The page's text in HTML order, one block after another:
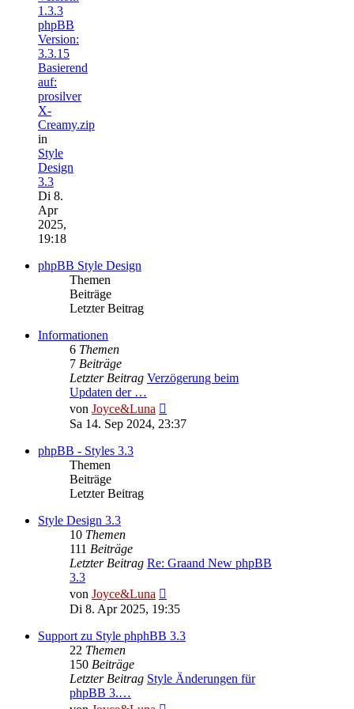
1.3.3
phpBB
Version:
3.3.15
Basierend
auf:
prosilver
X-
Creamy.zip
in
Style
Design
3.3
Di 8.
Apr
2025,
19:18
phpBB Style Design
Themen
Beiträge
Letzter Beitrag
Informationen
6 Themen
7 Beiträge
Letzter Beitrag Verzögerung beim
Updaten der …
von Joyce&Luna
Beitrag
Sa 14. Sep 2024, 23:37
phpBB - Styles 3.3
Themen
Beiträge
Letzter Beitrag
Style Design 3.3
10 Themen
111 Beiträge
Letzter Beitrag Re: Graand New phpBB
3.3
von Joyce&Luna
Beitrag
Di 8. Apr 2025, 19:35
Support zu Style phphBB 3.3
22 Themen
150 Beiträge
Letzter Beitrag Style Änderungen für
phpBB 3.…